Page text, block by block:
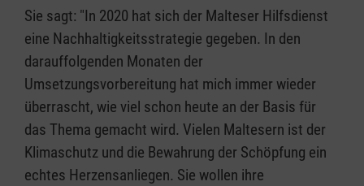
Sie sagt: "In 2020 hat sich der Malteser Hilfsdienst
eine Nachhaltigkeitsstrategie gegeben. In den
darauffolgenden Monaten der
Umsetzungsvorbereitung hat mich immer wieder
überrascht, wie viel schon heute an der Basis für
das Thema gemacht wird. Vielen Maltesern ist der
Klimaschutz und die Bewahrung der Schöpfung ein
echtes Herzensanliegen. Sie wollen ihre